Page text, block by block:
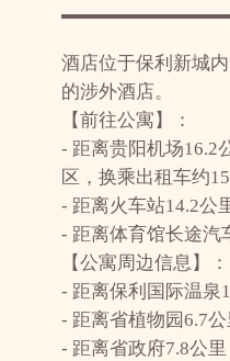
酒店位于保利新城
的涉外酒店。
【前往公寓】：
- 距离贵阳机场16.2
区，换乘出租车约
- 距离火车站14.2公
- 距离体育馆长途汽
【公寓周边信息】：
- 距离保利国际温泉
- 距离省植物园6.7
- 距离省政府7.8公